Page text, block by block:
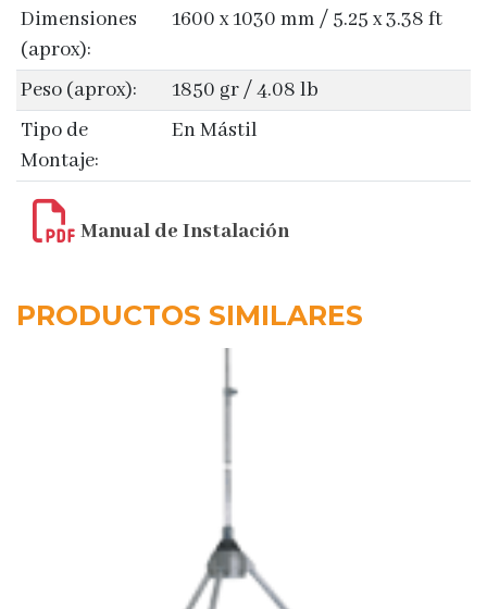
Dimensiones
(aprox):
1600 x 1030 mm / 5.25 x 3.38 ft
Peso (aprox):
1850 gr / 4.08 lb
Tipo de
Montaje:
En Mástil
Manual de Instalación
PRODUCTOS SIMILARES